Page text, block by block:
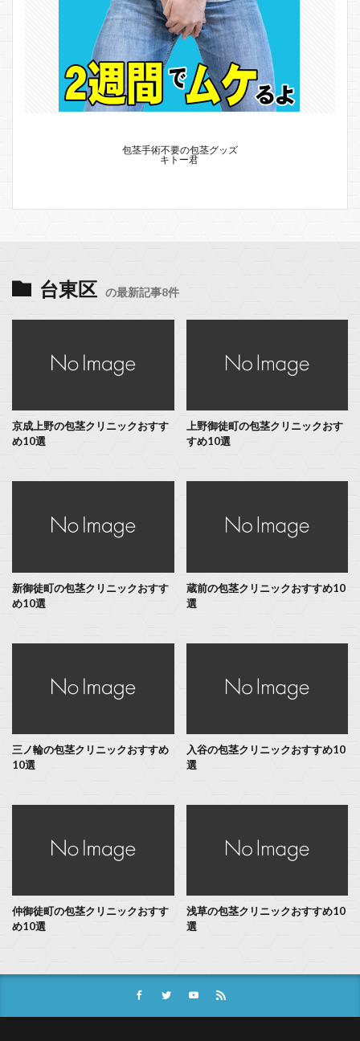
包茎手術不要の包茎グッズ
キトー君
台東区 の最新記事8件
京成上野の包茎クリニックおすす
め10選
上野御徒町の包茎クリニックおす
すめ10選
新御徒町の包茎クリニックおすす
め10選
蔵前の包茎クリニックおすすめ10
選
三ノ輪の包茎クリニックおすすめ
10選
入谷の包茎クリニックおすすめ10
選
仲御徒町の包茎クリニックおすす
め10選
浅草の包茎クリニックおすすめ10
選